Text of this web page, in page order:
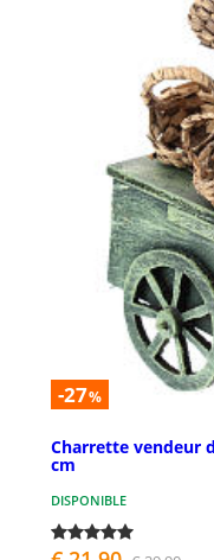
-27%
Charrette vendeur
cm
DISPONIBLE